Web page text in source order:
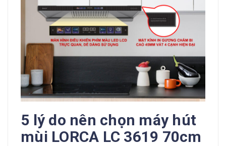
5 lý do nên chọn máy hút
mùi LORCA LC 3619 70cm